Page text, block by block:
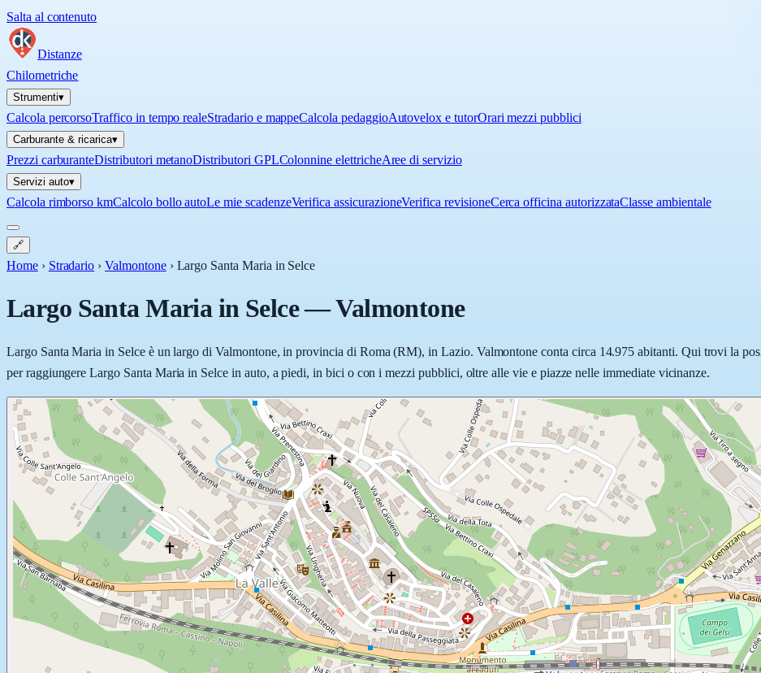
Salta al contenuto
Distanze
Chilometriche
Strumenti▾
Calcola percorsoTraffico in tempo realeStradario e mappeCalcola pedaggioAutovelox e tutorOrari mezzi pubblici
Carburante & ricarica▾
Prezzi carburanteDistributori metanoDistributori GPLColonnine elettricheAree di servizio
Servizi auto▾
Calcola rimborso kmCalcolo bollo autoLe mie scadenzeVerifica assicurazioneVerifica revisioneCerca officina autorizzataClasse ambientale
🔗
Home › Stradario › Valmontone › Largo Santa Maria in Selce
Largo Santa Maria in Selce—Valmontone
Largo Santa Maria in Selce è un largo di Valmontone, in provincia di Roma (RM), in Lazio. Valmontone conta circa 14.975 abitanti. Qui trovi la
per raggiungere Largo Santa Maria in Selce in auto, a piedi, in bici o con i mezzi pubblici, oltre alle vie e piazze nelle immediate vicinanze.